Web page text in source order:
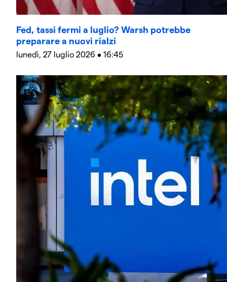
Fed, tassi fermi a luglio? Warsh potrebbe
preparare a nuovi rialzi
lunedì, 27 luglio 2026 • 16:45